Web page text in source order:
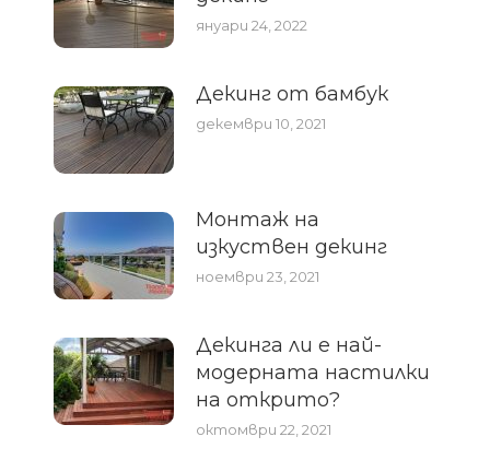
януари 24, 2022
Декинг от бамбук
декември 10, 2021
Монтаж на
изкуствен декинг
ноември 23, 2021
Декинга ли е най-
модерната настилки
на открито?
октомври 22, 2021